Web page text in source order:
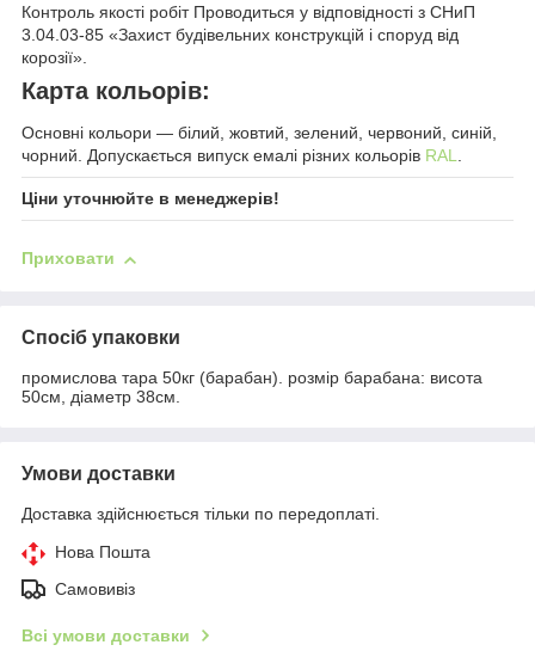
Контроль якості робіт Проводиться у відповідності з СНиП
3.04.03-85 «Захист будівельних конструкцій і споруд від
корозії».
Карта кольорів:
Основні кольори — білий, жовтий, зелений, червоний, синій,
чорний. Допускається випуск емалі різних кольорів RAL.
Ціни уточнюйте в менеджерів!
Приховати
Спосіб упаковки
промислова тара 50кг (барабан). розмір барабана: висота
50см, діаметр 38см.
Умови доставки
Доставка здійснюється тільки по передоплаті.
Нова Пошта
Самовивіз
Всі умови доставки